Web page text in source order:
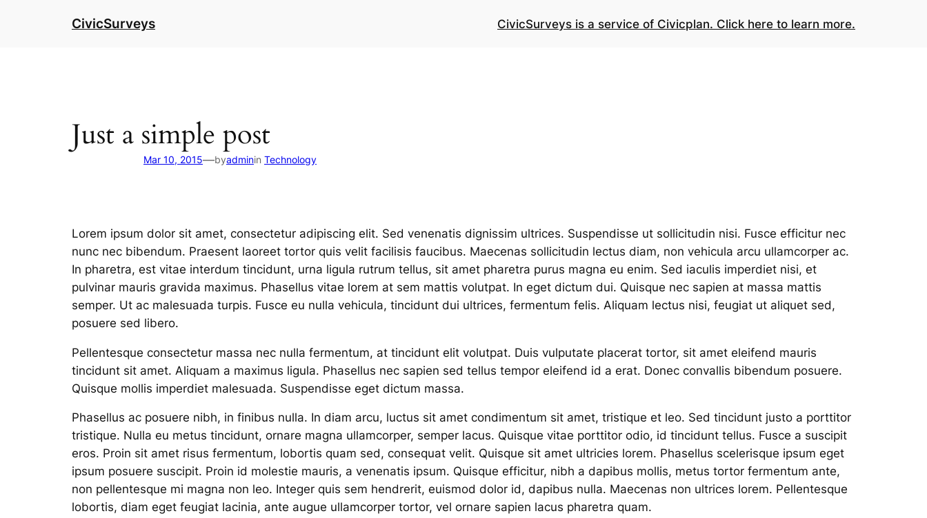
CivicSurveys CivicSurveys is a service of Civicplan. Click here to learn more.
Just a simple post
Mar 10, 2015—byadminin Technology
Lorem ipsum dolor sit amet, consectetur adipiscing elit. Sed venenatis dignissim ultrices. Suspendisse ut sollicitudin nisi. Fusce efficitur nec
nunc nec bibendum. Praesent laoreet tortor quis velit facilisis faucibus. Maecenas sollicitudin lectus diam, non vehicula arcu ullamcorper ac.
In pharetra, est vitae interdum tincidunt, urna ligula rutrum tellus, sit amet pharetra purus magna eu enim. Sed iaculis imperdiet nisi, et
pulvinar mauris gravida maximus. Phasellus vitae lorem at sem mattis volutpat. In eget dictum dui. Quisque nec sapien at massa mattis
semper. Ut ac malesuada turpis. Fusce eu nulla vehicula, tincidunt dui ultrices, fermentum felis. Aliquam lectus nisi, feugiat ut aliquet sed,
posuere sed libero.
Pellentesque consectetur massa nec nulla fermentum, at tincidunt elit volutpat. Duis vulputate placerat tortor, sit amet eleifend mauris
tincidunt sit amet. Aliquam a maximus ligula. Phasellus nec sapien sed tellus tempor eleifend id a erat. Donec convallis bibendum posuere.
Quisque mollis imperdiet malesuada. Suspendisse eget dictum massa.
Phasellus ac posuere nibh, in finibus nulla. In diam arcu, luctus sit amet condimentum sit amet, tristique et leo. Sed tincidunt justo a porttitor
tristique. Nulla eu metus tincidunt, ornare magna ullamcorper, semper lacus. Quisque vitae porttitor odio, id tincidunt tellus. Fusce a suscipit
eros. Proin sit amet risus fermentum, lobortis quam sed, consequat velit. Quisque sit amet ultricies lorem. Phasellus scelerisque ipsum eget
ipsum posuere suscipit. Proin id molestie mauris, a venenatis ipsum. Quisque efficitur, nibh a dapibus mollis, metus tortor fermentum ante,
non pellentesque mi magna non leo. Integer quis sem hendrerit, euismod dolor id, dapibus nulla. Maecenas non ultrices lorem. Pellentesque
lobortis, diam eget feugiat lacinia, ante augue ullamcorper tortor, vel ornare sapien lacus pharetra quam.